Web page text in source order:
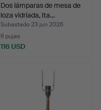
Dos lámparas de mesa de
loza vidriada, Ita…
Subastado 23 jun 2026
6 pujas
116 USD